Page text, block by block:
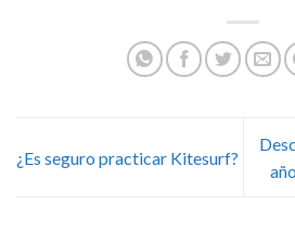
¿Es seguro practicar Kitesurf?